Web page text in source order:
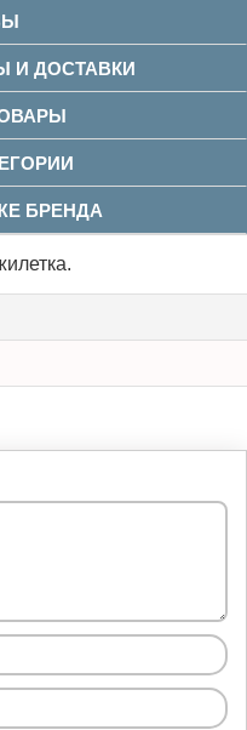
И ДОСТАВКИ
БРЕНДА